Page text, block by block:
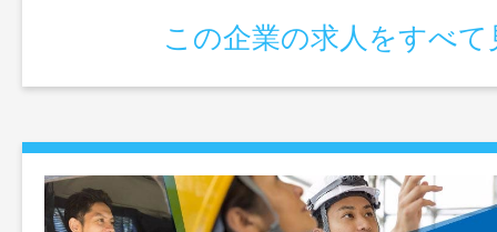
この企業の求人をすべて